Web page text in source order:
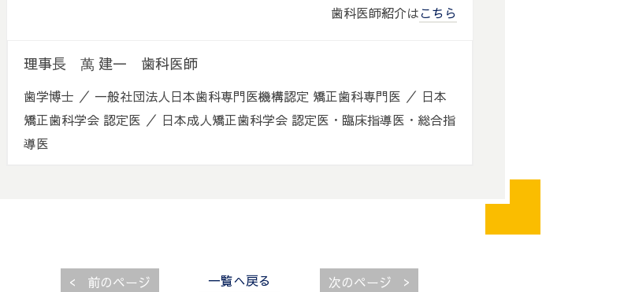
歯科医師紹介はこちら
理事長 萬 建一 歯科医師
歯学博士 ／ 一般社団法人日本歯科専門医機構認定 矯正歯科専門医 ／ 日本
矯正歯科学会 認定医 ／ 日本成人矯正歯科学会 認定医・臨床指導医・総合指
導医
< 前のページ 一覧へ戻る 次のページ >